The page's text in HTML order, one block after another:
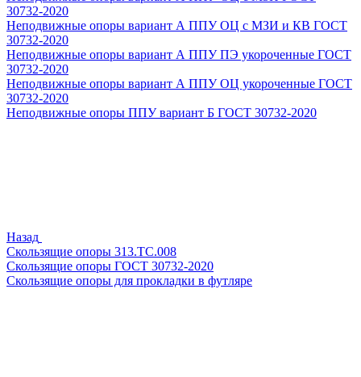
30732-2020
Неподвижные опоры вариант А ППУ ОЦ с МЗИ и КВ ГОСТ
30732-2020
Неподвижные опоры вариант А ППУ ПЭ укороченные ГОСТ
30732-2020
Неподвижные опоры вариант А ППУ ОЦ укороченные ГОСТ
30732-2020
Неподвижные опоры ППУ вариант Б ГОСТ 30732-2020
Назад
Скользящие опоры 313.ТС.008
Скользящие опоры ГОСТ 30732-2020
Скользящие опоры для прокладки в футляре